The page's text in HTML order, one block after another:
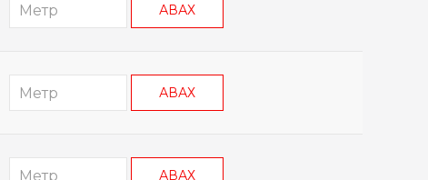
АВАХ
АВАХ
АВАХ